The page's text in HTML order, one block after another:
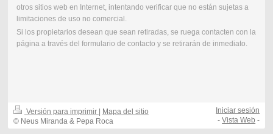
otros sitios web en Internet, intentando verificar que no están sujetas a
limitaciones de uso no comercial.
Si los propietarios desean que sean retiradas, se ruega contacten con la
página a través del formulario de contacto y se retirarán de inmediato.
Versión para imprimir | Mapa del sitio
© Neus Miranda & Pepa Roca
Iniciar sesión
-Vista Web -